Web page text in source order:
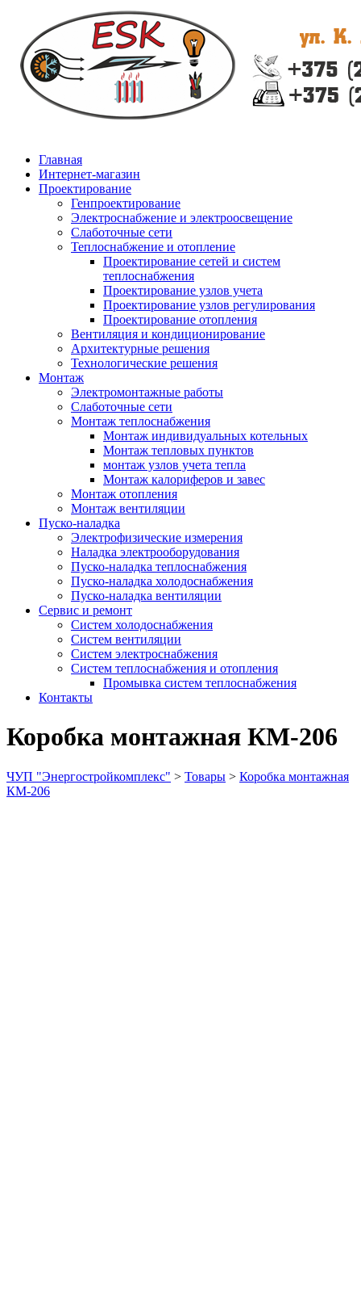
Главная
Интернет-магазин
Проектирование
Генпроектирование
Электроснабжение и электроосвещение
Слаботочные сети
Теплоснабжение и отопление
Проектирование сетей и систем
теплоснабжения
Проектирование узлов учета
Проектирование узлов регулирования
Проектирование отопления
Вентиляция и кондиционирование
Архитектурные решения
Технологические решения
Монтаж
Электромонтажные работы
Слаботочные сети
Монтаж теплоснабжения
Монтаж индивидуальных котельных
Монтаж тепловых пунктов
монтаж узлов учета тепла
Монтаж калориферов и завес
Монтаж отопления
Монтаж вентиляции
Пуско-наладка
Электрофизические измерения
Наладка электрооборудования
Пуско-наладка теплоснабжения
Пуско-наладка холодоснабжения
Пуско-наладка вентиляции
Сервис и ремонт
Систем холодоснабжения
Систем вентиляции
Систем электроснабжения
Систем теплоснабжения и отопления
Промывка систем теплоснабжения
Контакты
Коробка монтажная КМ-206
ЧУП "Энергостройкомплекс" > Товары > Коробка монтажная
КМ-206